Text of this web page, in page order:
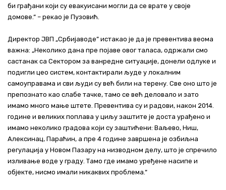
би грађани који су евакуисани могли да се врате у своје
домове.“ – рекао је Пузовић.
Директор ЈВП „Србијаводе” истакао је да је превентива веома
важна: „Неколико дана пре појаве овог таласа, одржали смо
састанак са Сектором за ванредне ситуације, донели одлуке и
подигли цео систем, контактирали људе у локалним
самоуправама и сви људи су већ били на терену. Све оно што је
препознато као слабе тачке, тамо се већ деловало и зато
имамо много мање штете. Превентива су и радови, након 2014.
године и великих поплава у циљу заштите је доста урађено и
имамо неколико градова који су заштићени: Ваљево, Ниш,
Алексинац, Параћин, а пре 4 године завршена је озбиљна
регулација у Новом Пазару на низводном делу, што је спречило
изливање воде у граду. Тамо где имамо уређене насипе и
објекте, нисмо имали никаквих проблема.“